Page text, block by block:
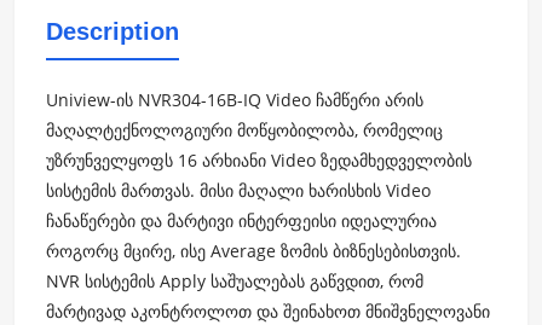
Description
Uniview-ის NVR304-16B-IQ Video ჩამწერი არის
მაღალტექნოლოგიური მოწყობილობა, რომელიც
უზრუნველყოფს 16 არხიანი Video ზედამხედველობის
სისტემის მართვას. მისი მაღალი ხარისხის Video
ჩანაწერები და მარტივი ინტერფეისი იდეალურია
როგორც მცირე, ისე Average ზომის ბიზნესებისთვის.
NVR სისტემის Apply საშუალებას გაწვდით, რომ
მარტივად აკონტროლოთ და შეინახოთ მნიშვნელოვანი